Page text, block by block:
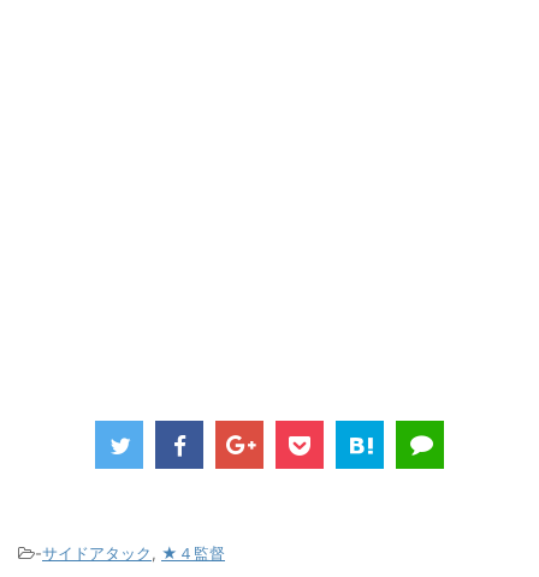
-サイドアタック, ★４監督